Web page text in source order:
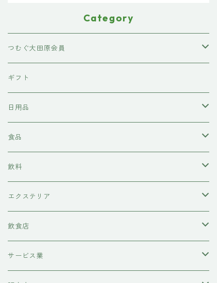
Category
つむぐ大田原会員
東京石材
岩上商店
稲見商店
momo farm
前田牧場
吉岡食品工業
ハニーラルヴァ
ギフト
日用品
洗剤
雑貨
コースター
ヘアケア
シャンプー
コンディショナー
水槽底床
コースター
食品
味噌
カレー
牛肉
糀
飲料
日本酒
ワイン
甘酒
エクステリア
物置
飲食店
レストラン
サービス業